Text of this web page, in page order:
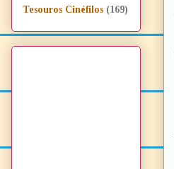
Tesouros Cinéfilos (169)